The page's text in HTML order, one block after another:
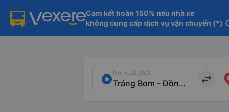
Cam kết hoàn 150% nếu nhà xe
không cung cấp dịch vụ vận chuyển (*)
Nơi xuất phát
import_export